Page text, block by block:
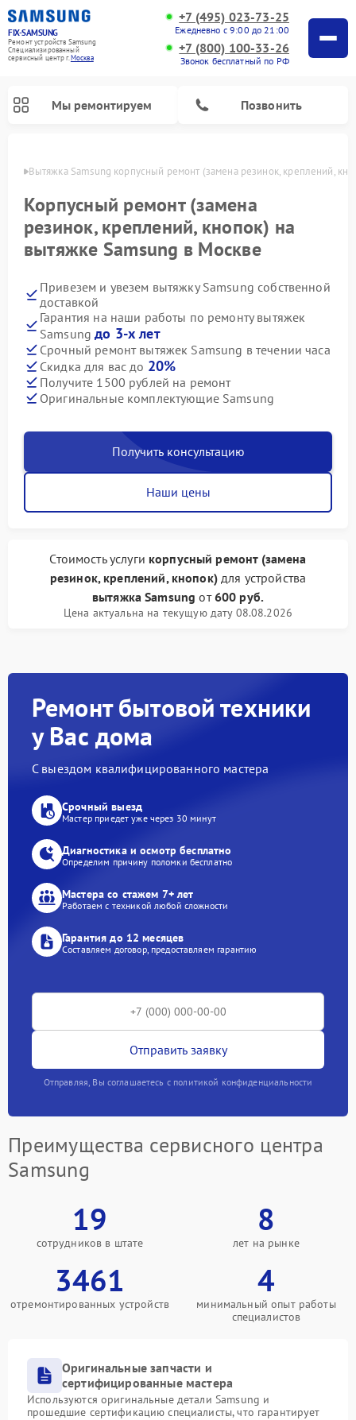
FIX-SAMSUNG
Ремонт устройств Samsung
Специализированный
cервисный центр г.Москва
+7 (495) 023-73-25
Ежедневно с 9:00 до 21:00
+7 (800) 100-33-26
Звонок бесплатный по РФ
Мы ремонтируем Позвонить
Вытяжка Samsung корпусный ремонт (замена резинок, креплений,
Корпусный ремонт (замена
резинок, креплений, кнопок) на
вытяжке Samsung в Москве
Привезем и увезем вытяжку Samsung собственной
доставкой
Гарантия на наши работы по ремонту вытяжек
Samsungдо 3-х лет
Срочный ремонт вытяжек Samsung в течении часа
Скидка для вас до 20%
Получите 1500 рублей на ремонт
Оригинальные комплектующие Samsung
Получить консультацию
Наши цены
Стоимость услуги корпусный ремонт (замена
резинок, креплений, кнопок)для устройства
вытяжка Samsung от600 руб.
Цена актуальна на текущую дату 08.08.2026
Ремонт бытовой техники
у Вас дома
С выездом квалифицированного мастера
Срочный выезд
Мастер приедет уже через 30 минут
Диагностика и осмотр бесплатно
Определим причину поломки бесплатно
Мастера со стажем 7+ лет
Работаем с техникой любой сложности
Гарантия до 12 месяцев
Составляем договор, предоставляем гарантию
Отправить заявку
Отправляя, Вы соглашаетесь с политикой конфиденциальности
Преимущества сервисного центра
Samsung
19
сотрудников в штате
8
лет на рынке
3461
отремонтированных устройств
4
минимальный опыт работы
специалистов
Оригинальные запчасти и
сертифицированные мастера
Используются оригинальные детали Samsung и
прошедшие сертификацию специалисты, что гарантирует